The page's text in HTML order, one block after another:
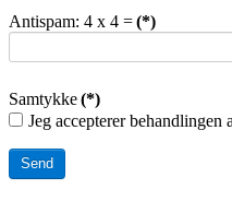
Antispam: 4 x 4 =(*)
Samtykke(*)
Jeg accepterer behandlingen
Send